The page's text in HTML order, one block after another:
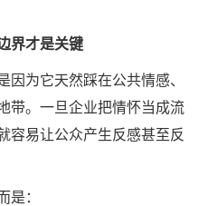
界才是关键
因为它天然踩在公共情感、
带。一旦企业把情怀当成流
容易让公众产生反感甚至反
是：